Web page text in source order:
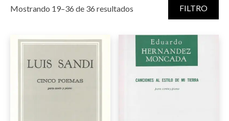
Mostrando 19–36 de 36 resultados Ordenado por precio: alto
FILTRO